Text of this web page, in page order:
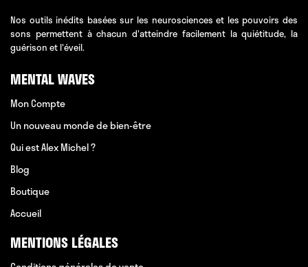
Nos outils inédits basées sur les neurosciences et les pouvoirs des
sons permettent à chacun d'atteindre facilement la quiétitude, la
guérison et l'éveil.
MENTAL WAVES
Mon Compte
Un nouveau monde de bien-être
Qui est Alex Michel ?
Blog
Boutique
Accueil
MENTIONS LÉGALES